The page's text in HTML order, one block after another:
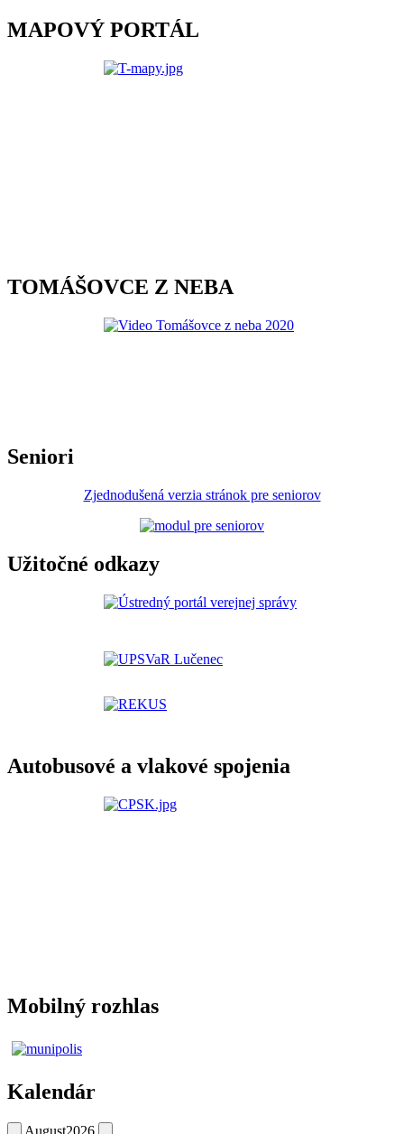
MAPOVÝ PORTÁL
TOMÁŠOVCE Z NEBA
Seniori
Zjednodušená verzia stránok pre seniorov
Užitočné odkazy
Autobusové a vlakové spojenia
Mobilný rozhlas
Kalendár
August2026